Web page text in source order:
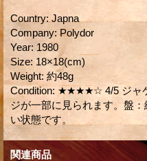
Country: Japna
Company: Polydor
Year: 1980
Size: 18×18(cm)
Weight: 約48g
Condition: ★★★★☆ 4/5 ジャケ
ジが一部に見られます。盤
い状態です。
関連商品